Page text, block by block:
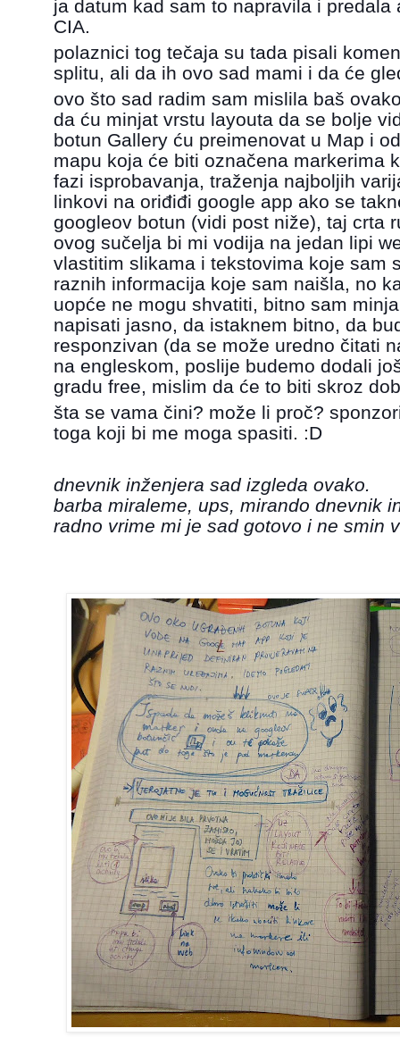
ja datum kad sam to napravila i
CIA.
polaznici tog tečaja su tada pisali
splitu, ali da ih ovo sad mami i da će
ovo što sad radim sam mislila baš
da ću minjat vrstu layouta da se bolje
botun Gallery ću preimenovat u Map i
mapu koja će biti označena markerima
fazi isprobavanja, traženja najboljih
linkovi na oriđiđi google app ako se
googleov botun (vidi post niže), taj crta
ovog sučelja bi mi vodija na jedan lipi
vlastitim slikama i tekstovima koje sam
raznih informacija koje sam naišla, no
uopće ne mogu shvatiti, bitno sam
napisati jasno, da istaknem bitno, da
responzivan (da se može uredno čitati
na engleskom, poslije budemo dodali
gradu free, mislim da će to biti skroz
šta se vama čini? može li proč?
toga koji bi me moga spasiti. :D
dnevnik inženjera sad izgleda ovako.
barba miraleme, ups, mirando dnevnik
radno vrime mi je sad gotovo i ne smin